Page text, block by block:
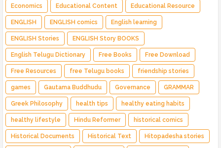
Economics Educational Content Educational Resource
ENGLISH ENGLISH comics English learning
ENGLISH Stories ENGLISH Story BOOKS
English Telugu Dictionary Free Books Free Download
Free Resources free Telugu books friendship stories
games Gautama Buddhudu Governance GRAMMAR
Greek Philosophy health tips healthy eating habits
healthy lifestyle Hindu Reformer historical comics
Historical Documents Historical Text Hitopadesha stories